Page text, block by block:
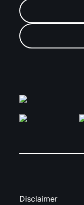
Disclaimer